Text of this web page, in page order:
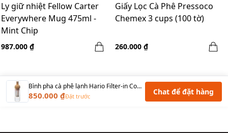
Ly giữ nhiệt Fellow Carter
Everywhere Mug 475ml -
Mint Chip
987.000 ₫
Giấy Lọc Cà Phê Pressoco
Chemex 3 cups (100 tờ)
260.000 ₫
Bình pha cà phê lạnh Hario Filter-in Coffee Bottle Moca FIC-70-MC-5ly
850.000 ₫Đặt trước Chat để đặt hàng